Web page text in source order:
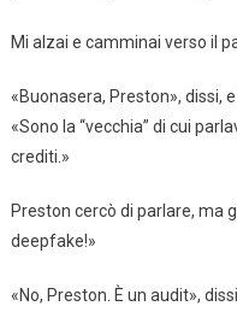
Mi alzai e camminai verso il
«Buonasera, Preston», dissi,
«Sono la “vecchia” di cui
crediti.»
Preston cercò di parlare, ma
deepfake!»
«No, Preston. È un audit»,